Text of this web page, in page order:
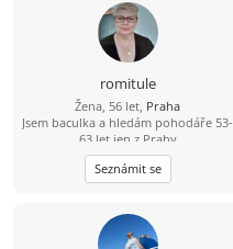
romitule
Žena, 56 let, Praha
Jsem baculka a hledám pohodáře 53-
63 let jen z Prahy
Seznámit se